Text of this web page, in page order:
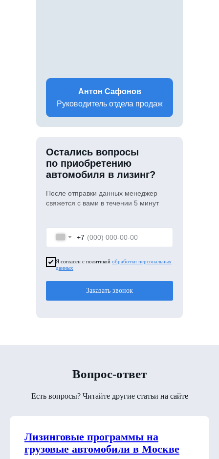
+7
Я согласен с политикой обработки персональных
данных
Заказать звонок
Остались вопросы
по приобретению
автомобиля в лизинг?
После отправки данных менеджер
свяжется с вами в течении 5 минут
Антон Сафонов
Руководитель отдела продаж
Вопрос-ответ
Есть вопросы? Читайте другие статьи на сайте
Лизинговые программы на
грузовые автомобили в Москве